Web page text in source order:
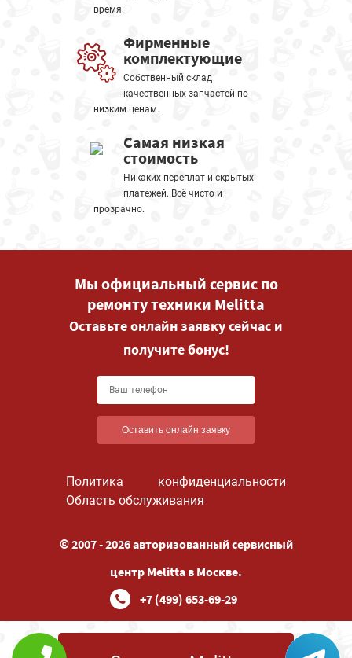
время.
Фирменные
комплектующие
Собственный склад
качественных запчастей по
низким ценам.
Самая низкая
стоимость
Никаких переплат и скрытых
платежей. Всё чисто и
прозрачно.
Мы официальный сервис по
ремонту техники Melitta
Оставьте онлайн заявку сейчас и
получите бонус!
Оставить онлайн заявку
Политика конфиденциальности
Область обслуживания
© 2007 - 2026 авторизованный сервисный
центр Melitta в Москве.
+7 (499) 653-69-29